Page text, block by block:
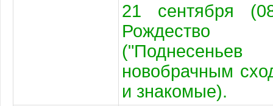
21 сентября
Рождество
новобрачным
и знакомые).